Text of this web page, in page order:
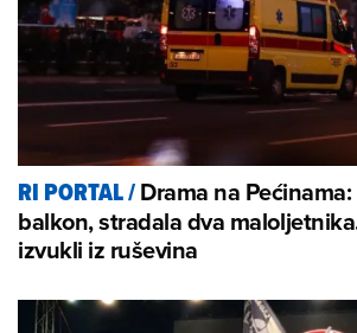
RI PORTAL/Drama na
balkon, stradala dva
izvukli iz ruševina